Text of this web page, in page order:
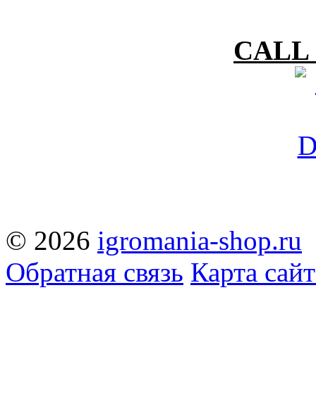
CALL
© 2026 igromania-shop.ru
Обратная связь Карта